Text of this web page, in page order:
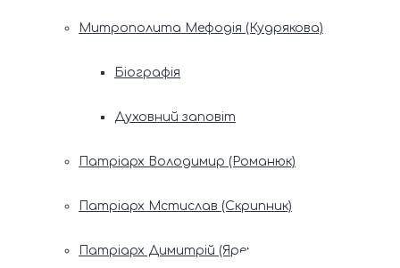
Митрополита Мефодія (Кудрякова)
Біографія
Духовний заповіт
Патріарх Володимир (Романюк)
Патріарх Мстислав (Скрипник)
Патріарх Димитрій (Ярема)